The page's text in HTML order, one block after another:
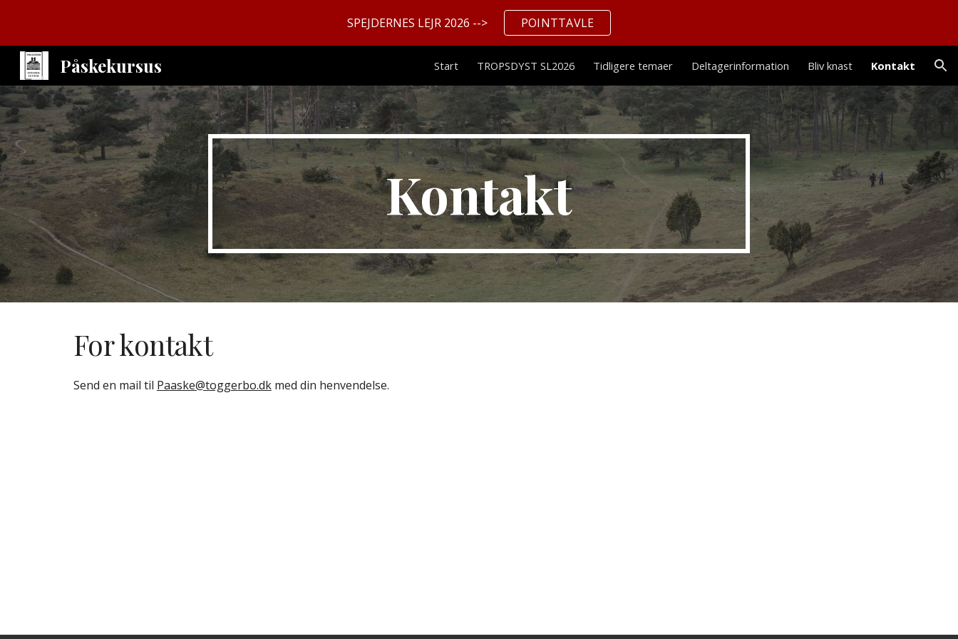
Skip to main content Skip to navigation
SPEJDERNES LEJR 2026 --> POINTTAVLE
Påskekursus Start TROPSDYST SL2026 Tidligere temaer Deltagerinformation Bliv knast Kontakt
Kontakt
For kontakt
Send en mail til Paaske@toggerbo.dkmed din henvendelse.